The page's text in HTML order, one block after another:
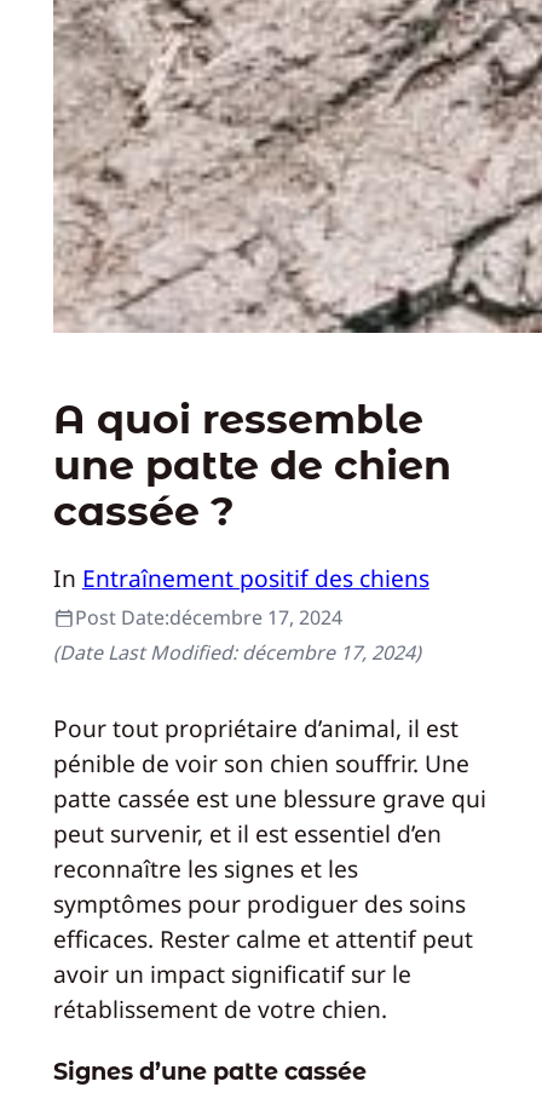
A quoi ressemble
une patte de chien
cassée ?
In Entraînement positif des chiens
Post Date:décembre 17, 2024
(Date Last Modified:décembre 17, 2024)
Pour tout propriétaire d’animal, il est
pénible de voir son chien souffrir. Une
patte cassée est une blessure grave qui
peut survenir, et il est essentiel d’en
reconnaître les signes et les
symptômes pour prodiguer des soins
efficaces. Rester calme et attentif peut
avoir un impact significatif sur le
rétablissement de votre chien.
Signes d’une patte cassée